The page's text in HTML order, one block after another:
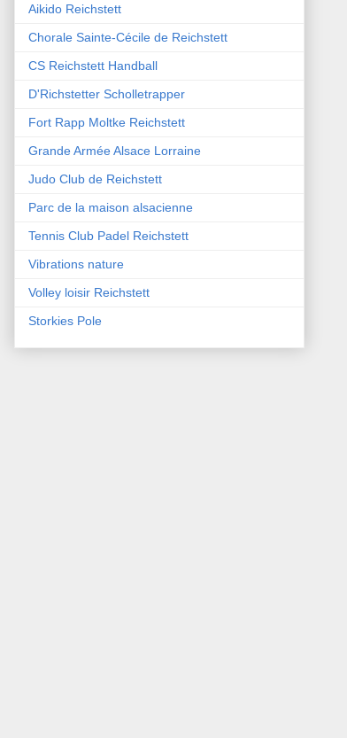
Aikido Reichstett
Chorale Sainte-Cécile de Reichstett
CS Reichstett Handball
D'Richstetter Scholletrapper
Fort Rapp Moltke Reichstett
Grande Armée Alsace Lorraine
Judo Club de Reichstett
Parc de la maison alsacienne
Tennis Club Padel Reichstett
Vibrations nature
Volley loisir Reichstett
Storkies Pole